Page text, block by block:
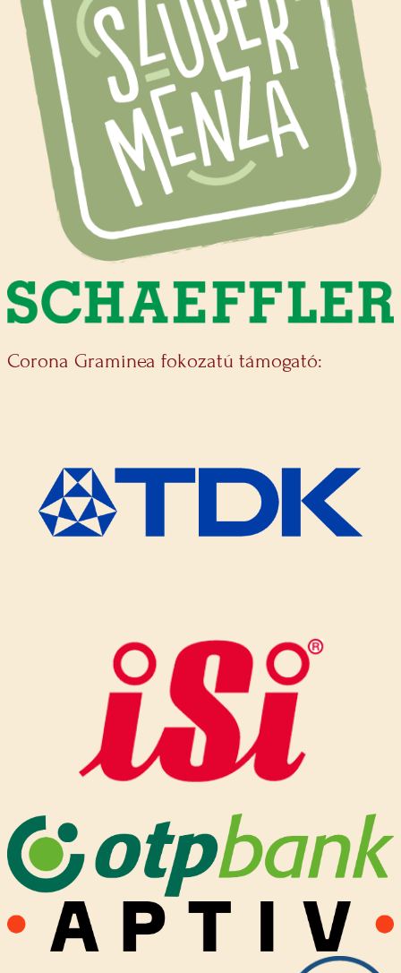
Corona Graminea fokozatú támogató: